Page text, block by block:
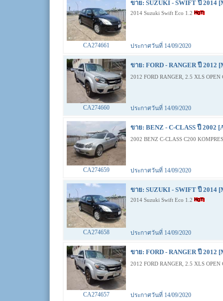
ขาย: SUZUKI - SWIFT ปี 2014
2014 Suzuki Swift Eco 1.2
CA274661 ประกาศวันที่ 14/09/2020
ขาย: FORD - RANGER ปี 2012
2012 FORD RANGER, 2.5 XLS
CA274660 ประกาศวันที่ 14/09/2020
ขาย: BENZ - C-CLASS ปี 2002
2002 BENZ C-CLASS C200
CA274659 ประกาศวันที่ 14/09/2020
ขาย: SUZUKI - SWIFT ปี 2014
2014 Suzuki Swift Eco 1.2
CA274658 ประกาศวันที่ 14/09/2020
ขาย: FORD - RANGER ปี 2012
2012 FORD RANGER, 2.5 XLS
CA274657 ประกาศวันที่ 14/09/2020